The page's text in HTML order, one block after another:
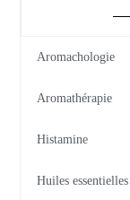
Aromachologie
Aromathérapie
Histamine
Huiles essentielles